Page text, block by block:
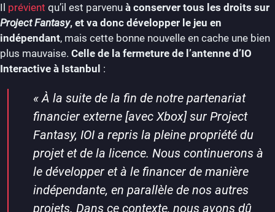
Il prévient qu’il est parvenu à conserver tous les droits sur
Project Fantasy, et va donc développer le jeu en
indépendant, mais cette bonne nouvelle en cache une bien
plus mauvaise. Celle de la fermeture de l’antenne d’IO
Interactive à Istanbul :
«À la suite de la fin de notre partenariat
financier externe [avec Xbox] sur Project
Fantasy, IOI a repris la pleine propriété du
projet et de la licence. Nous continuerons à
le développer et à le financer de manière
indépendante, en parallèle de nos autres
projets. Dans ce contexte, nous avons dû